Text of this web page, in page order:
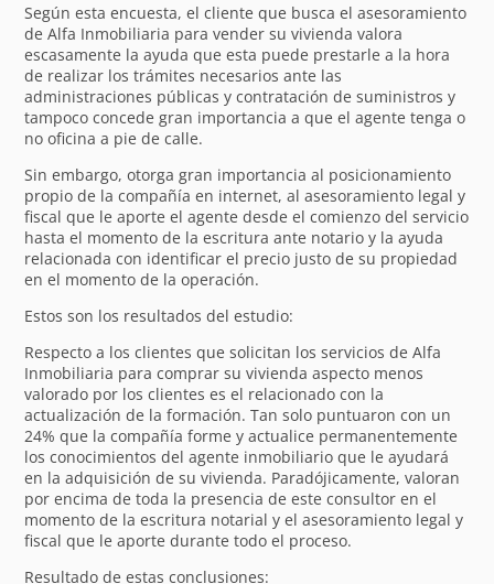
Según esta encuesta, el cliente que busca el asesoramiento
de Alfa Inmobiliaria para vender su vivienda valora
escasamente la ayuda que esta puede prestarle a la hora
de realizar los trámites necesarios ante las
administraciones públicas y contratación de suministros y
tampoco concede gran importancia a que el agente tenga o
no oficina a pie de calle.
Sin embargo, otorga gran importancia al posicionamiento
propio de la compañía en internet, al asesoramiento legal y
fiscal que le aporte el agente desde el comienzo del servicio
hasta el momento de la escritura ante notario y la ayuda
relacionada con identificar el precio justo de su propiedad
en el momento de la operación.
Estos son los resultados del estudio:
Respecto a los clientes que solicitan los servicios de Alfa
Inmobiliaria para comprar su vivienda aspecto menos
valorado por los clientes es el relacionado con la
actualización de la formación. Tan solo puntuaron con un
24% que la compañía forme y actualice permanentemente
los conocimientos del agente inmobiliario que le ayudará
en la adquisición de su vivienda. Paradójicamente, valoran
por encima de toda la presencia de este consultor en el
momento de la escritura notarial y el asesoramiento legal y
fiscal que le aporte durante todo el proceso.
Resultado de estas conclusiones: